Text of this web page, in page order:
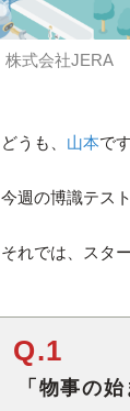
株式会社JERA
どうも、 山本です
今週の博識テス
それでは、スタ
Q.1
「物事の